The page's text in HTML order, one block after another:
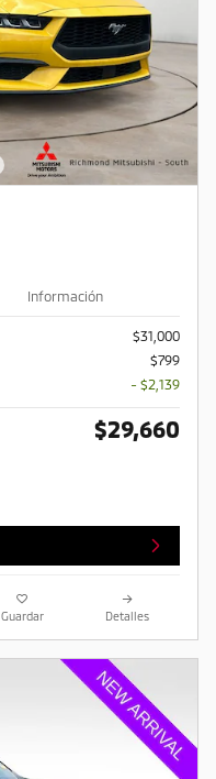
Información
$31,000
$799
- $2,139
$29,660
Guardar Detalles